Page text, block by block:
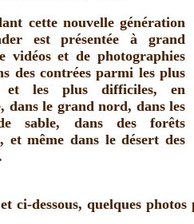
cette nouvelle génération
est présentée à grand
vidéos et de photographies
des contrées parmi les plus
et les plus difficiles, en
dans le grand nord, dans les
sable, dans des forêts
et même dans le désert des
ci-dessous, quelques